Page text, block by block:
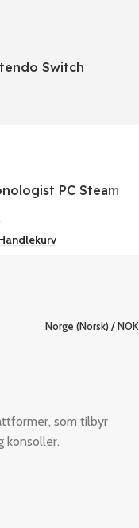
Switch
PC Steam
Norge (Norsk) / NOK
som tilbyr
konsoller.